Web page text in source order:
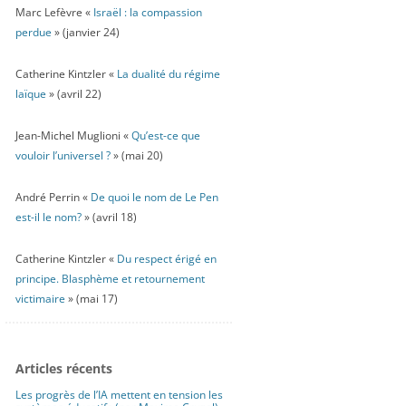
Marc Lefèvre « Israël : la compassion
perdue » (janvier 24)
Catherine Kintzler « La dualité du régime
laïque » (avril 22)
Jean-Michel Muglioni «Qu’est-ce que
vouloir l’universel ?» (mai 20)
André Perrin « De quoi le nom de Le Pen
est-il le nom?» (avril 18)
Catherine Kintzler « Du respect érigé en
principe. Blasphème et retournement
victimaire » (mai 17)
Articles récents
Les progrès de l’IA mettent en tension les